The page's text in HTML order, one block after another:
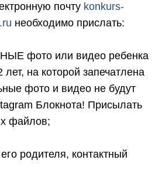
почту konkurs-
необходимо прислать:
фото или видео ребенка
на которой запечатлена
фото и видео не будут
Блокнота! Присылать
файлов;
родителя, контактный